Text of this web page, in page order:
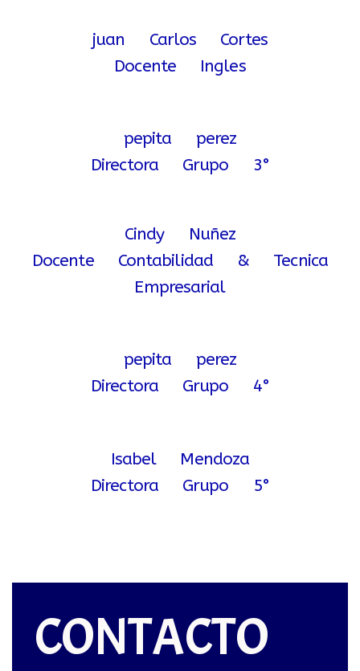
juan Carlos Cortes
Docente Ingles
pepita perez
Directora Grupo 3°
Cindy Nuñez
Docente Contabilidad & Tecnica
Empresarial
pepita perez
Directora Grupo 4°
Isabel Mendoza
Directora Grupo 5°
CONTACTO